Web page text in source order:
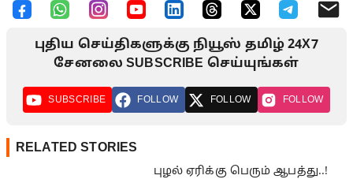
புதிய செய்திகளுக்கு நியூஸ் தமிழ் 24X7
சேனலை SUBSCRIBE செய்யுங்கள்
SUBSCRIBE FOLLOW FOLLOW FOLLOW
RELATED STORIES
புழல் ஏரிக்கு பெரும் ஆபத்து..!